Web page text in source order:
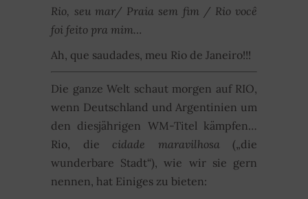
Rio, seu mar/ Praia sem fim / Rio você
foi feito pra mim…
Ah, que saudades, meu Rio de Janeiro!!!
Die ganze Welt schaut morgen auf RIO,
wenn Deutschland und Argentinien um
den diesjährigen WM-Titel kämpfen…
Rio, die cidade maravilhosa(„die
wunderbare Stadt“), wie wir sie gern
nennen, hat Einiges zu bieten: